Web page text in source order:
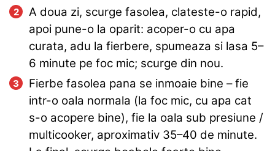
A doua zi, scurge fasolea, clateste-o rapid,
apoi pune-o la oparit: acoper-o cu apa
curata, adu la fierbere, spumeaza si lasa 5–
6 minute pe foc mic; scurge din nou.
Fierbe fasolea pana se inmoaie bine – fie
intr-o oala normala (la foc mic, cu apa cat
s-o acopere bine), fie la oala sub presiune /
multicooker, aproximativ 35–40 de minute.